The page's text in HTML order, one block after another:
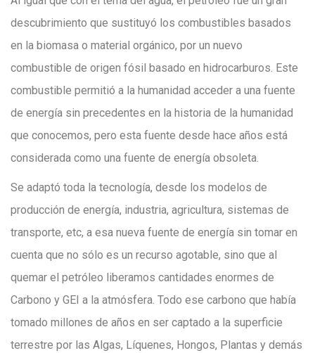
descubrimiento que sustituyó los combustibles basados
en la biomasa o material orgánico, por un nuevo
combustible de origen fósil basado en hidrocarburos. Este
combustible permitió a la humanidad acceder a una fuente
de energía sin precedentes en la historia de la humanidad
que conocemos, pero esta fuente desde hace años está
considerada como una fuente de energía obsoleta.
Se adaptó toda la tecnología, desde los modelos de
producción de energía, industria, agricultura, sistemas de
transporte, etc, a esa nueva fuente de energía sin tomar en
cuenta que no sólo es un recurso agotable, sino que al
quemar el petróleo liberamos cantidades enormes de
Carbono y GEI a la atmósfera. Todo ese carbono que había
tomado millones de años en ser captado a la superficie
terrestre por las Algas, Líquenes, Hongos, Plantas y demás